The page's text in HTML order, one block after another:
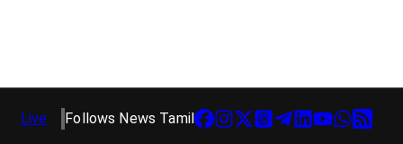
Live Follows News Tamil